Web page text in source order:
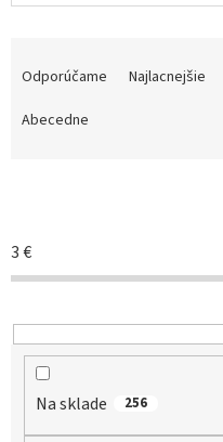
o
d
Odporúčame Najlacnejšie
Abecedne
3€
Na sklade 256